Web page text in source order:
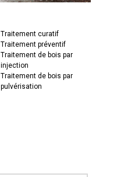
Traitement curatif
Traitement préventif
Traitement de bois par
injection
Traitement de bois par
pulvérisation